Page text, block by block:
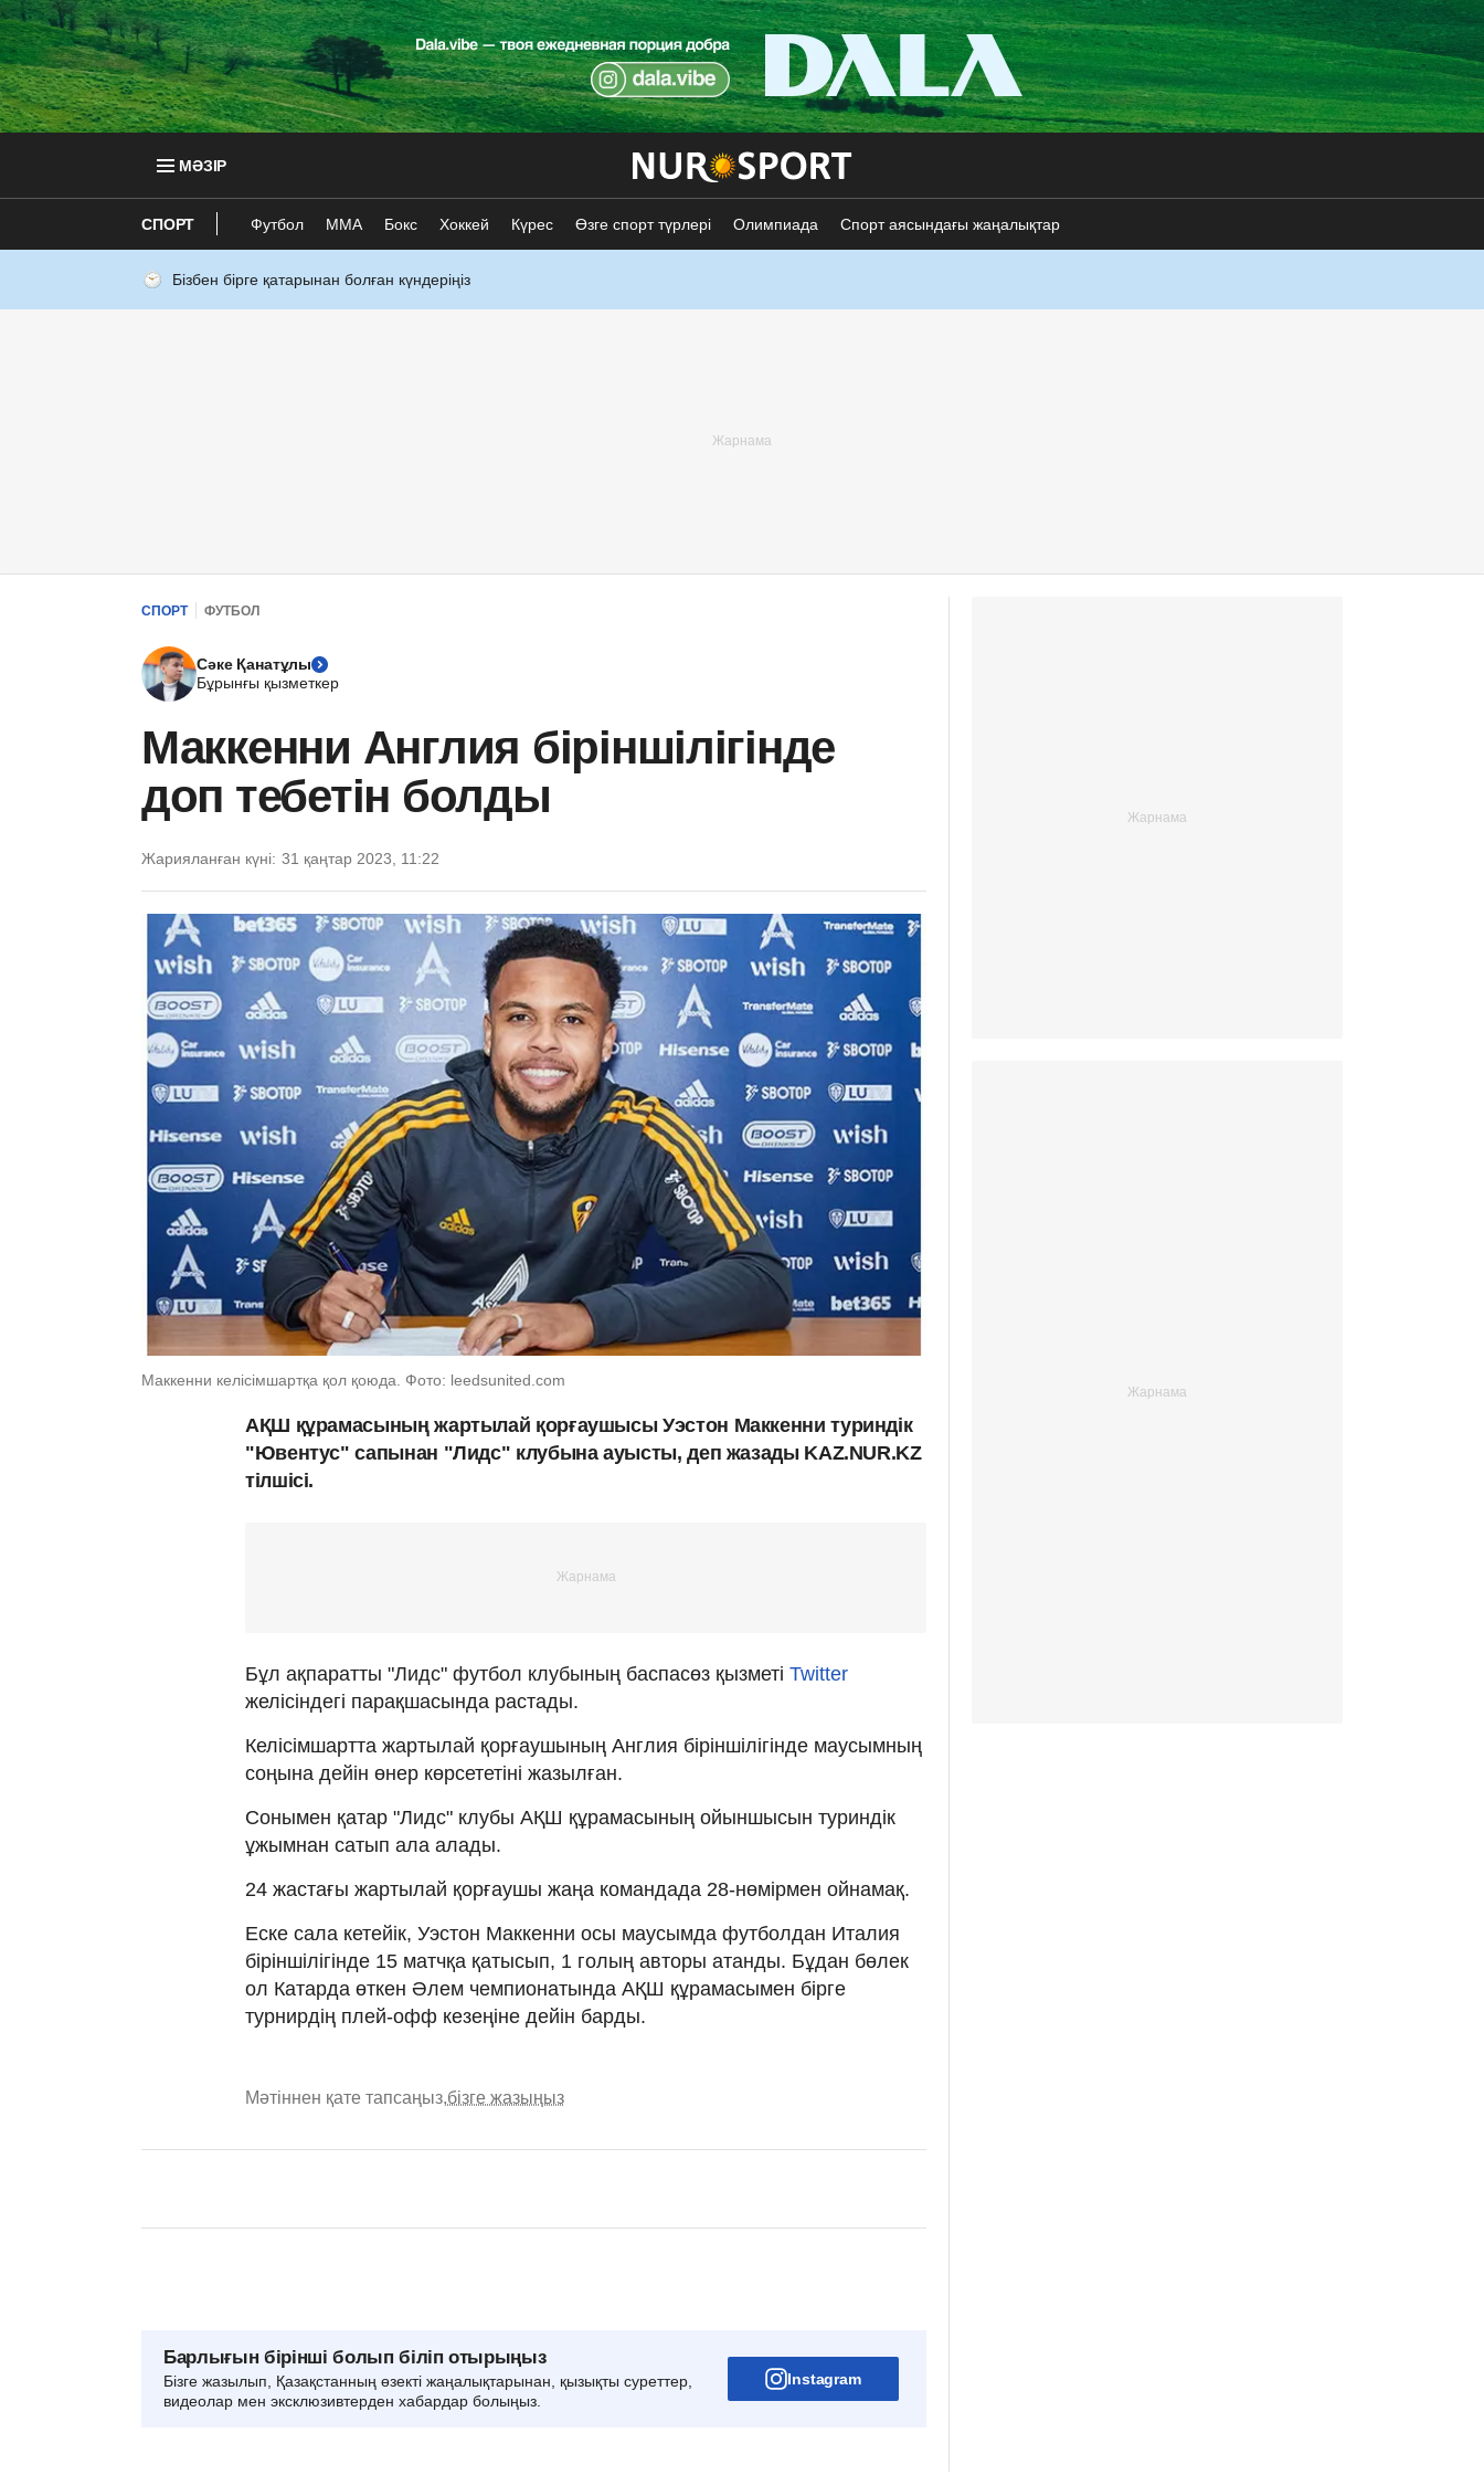
МӘЗІР
СПОРТ Футбол ММА Бокс Хоккей Күрес Өзге спорт түрлері Олимпиада Спорт аясындағы жаңалықтар
Бізбен бірге қатарынан болған күндеріңіз
СПОРТ ФУТБОЛ
Сәке Қанатұлы
Бұрынғы қызметкер
Маккенни Англия біріншілігінде
доп тебетін болды
Жарияланған күні: 31 қаңтар 2023, 11:22
Маккенни келісімшартқа қол қоюда. Фото: leedsunited.com
АҚШ құрамасының жартылай қорғаушысы Уэстон Маккенни туриндік
"Ювентус" сапынан "Лидс" клубына ауысты, деп жазады KAZ.NUR.KZ
тілшісі.
Бұл ақпаратты "Лидс" футбол клубының баспасөз қызметі Twitter
желісіндегі парақшасында растады.
Келісімшартта жартылай қорғаушының Англия біріншілігінде маусымның
соңына дейін өнер көрсететіні жазылған.
Сонымен қатар "Лидс" клубы АҚШ құрамасының ойыншысын туриндік
ұжымнан сатып ала алады.
24 жастағы жартылай қорғаушы жаңа командада 28-нөмірмен ойнамақ.
Еске сала кетейік, Уэстон Маккенни осы маусымда футболдан Италия
біріншілігінде 15 матчқа қатысып, 1 голың авторы атанды. Бұдан бөлек
ол Катарда өткен Әлем чемпионатында АҚШ құрамасымен бірге
турнирдің плей-офф кезеңіне дейін барды.
Мәтіннен қате тапсаңыз,бізге жазыңыз
Барлығын бірінші болып біліп отырыңыз
Бізге жазылып, Қазақстанның өзекті жаңалықтарынан, қызықты суреттер,
видеолар мен эксклюзивтерден хабардар болыңыз.
Instagram